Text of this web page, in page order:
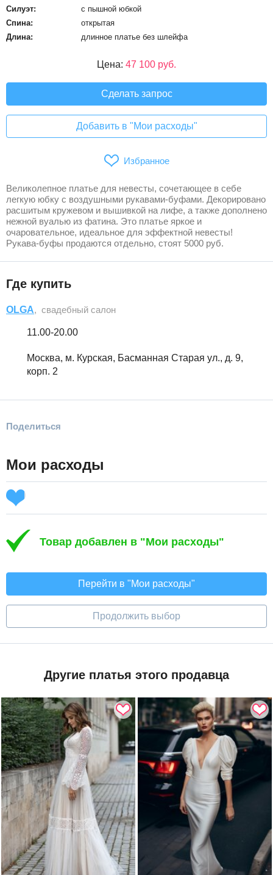
Силуэт:
с пышной юбкой
Спина:
открытая
Длина:
длинное платье без шлейфа
Цена: 47 100 руб.
Сделать запрос
Добавить в "Мои расходы"
Избранное
Великолепное платье для невесты, сочетающее в себе
легкую юбку с воздушными рукавами-буфами. Декорировано
расшитым кружевом и вышивкой на лифе, а также дополнено
нежной вуалью из фатина. Это платье яркое и
очаровательное, идеальное для эффектной невесты!
Рукава-буфы продаются отдельно, стоят 5000 руб.
Где купить
OLGA, свадебный салон
11.00-20.00
Москва, м. Курская, Басманная Старая ул., д. 9,
корп. 2
Поделиться
Мои расходы
Товар добавлен в "Мои расходы"
Перейти в "Мои расходы"
Продолжить выбор
Другие платья этого продавца